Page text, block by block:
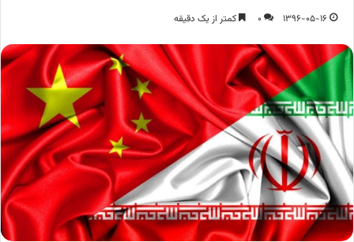
1396-05-16
0 کمتر از یک دقیقه